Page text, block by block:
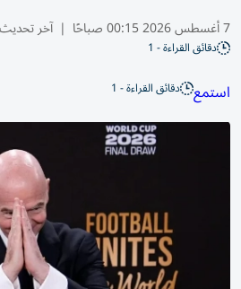
7 أغسطس 2026 00:15 صباحًا | آخر
دقائق القراءة - 1
استمع دقائق القراءة - 1